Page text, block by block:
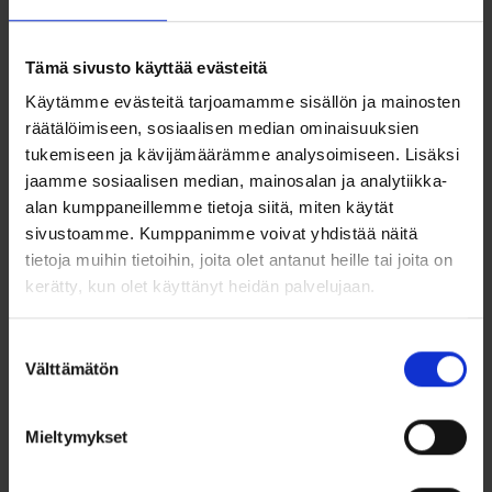
Tämä sivusto käyttää evästeitä
Käytämme evästeitä tarjoamamme sisällön ja mainosten
räätälöimiseen, sosiaalisen median ominaisuuksien
tukemiseen ja kävijämäärämme analysoimiseen. Lisäksi
jaamme sosiaalisen median, mainosalan ja analytiikka-
alan kumppaneillemme tietoja siitä, miten käytät
sivustoamme. Kumppanimme voivat yhdistää näitä
tietoja muihin tietoihin, joita olet antanut heille tai joita on
kerätty, kun olet käyttänyt heidän palvelujaan.
valinta
Välttämätön
Mieltymykset
ollessaan. Lisäksi sen erityisen ihoystävällisen
muille herkkäihoisille ihmisille. Titaanisormukset ovat
vaihteluille kestäviä, joten voit nauttia niistä pitkään.
Leveys: 5 mm
Korkeus: 2 mm
Kullatut reunat
Hieman pyöristetty sisäreuna
Kestävä, mutta naarmuuntuu herkästi ja
naarmuuntuessaan patinoituu himmeäksi
Tyylikäs ja moderni muotoilu
Sopii sekä miehille että naisille
erityisen ja ikimuistoisen.